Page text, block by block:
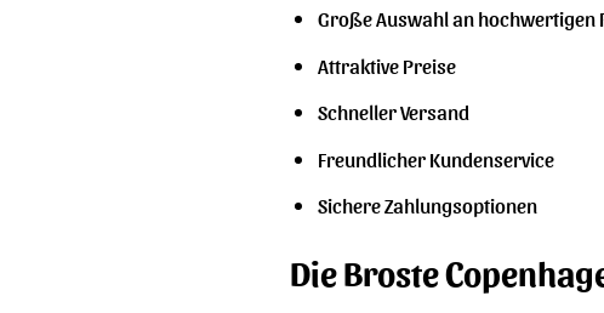
Große Auswahl an hochwertigen
Attraktive Preise
Schneller Versand
Freundlicher Kundenservice
Sichere Zahlungsoptionen
Die Broste